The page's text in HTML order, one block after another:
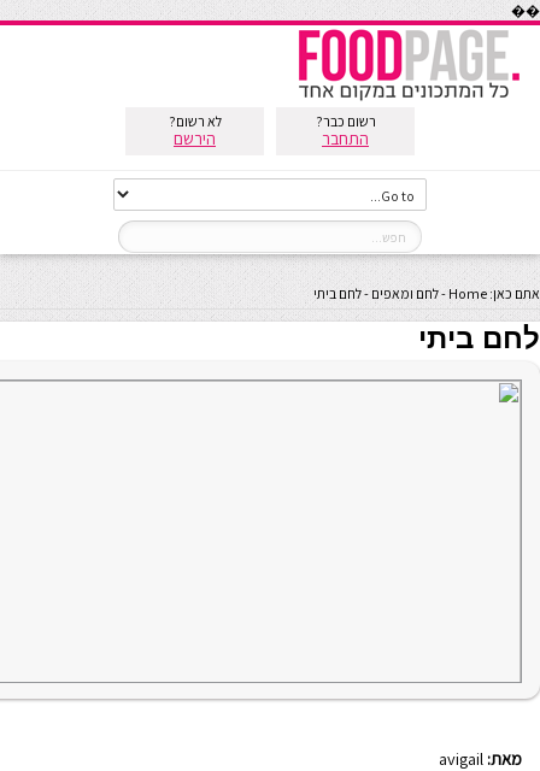
��
רשום כבר?
התחבר
לא רשום?
הירשם
אתם כאן: Home
-לחם ומאפים -לחם ביתי
לחם ביתי
מאת: avigail